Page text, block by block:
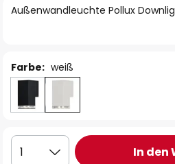
springen
Außenwandleuchte Pollux
Farbe: weiß
1 In den